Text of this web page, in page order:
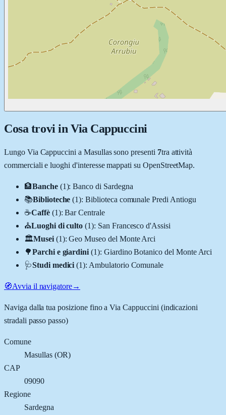
Cosa trovi in Via Cappuccini
Lungo Via Cappuccini a Masullassono presenti 7tra attività
commerciali e luoghi d'interesse mappati su OpenStreetMap.
🏦Banche (1):Banco di Sardegna
📚Biblioteche (1):Biblioteca comunale Predi Antiogu
☕Caffè (1):Bar Centrale
⛪Luoghi di culto (1): San Francesco d'Assisi
🏛️Musei (1):Geo Museo del Monte Arci
🌳Parchi e giardini (1): Giardino Botanico del Monte Arci
🩺Studi medici (1): Ambulatorio Comunale
🧭Avvia il navigatore→
Naviga dalla tua posizione fino aVia Cappuccini (indicazioni
stradali passo passo)
Comune
Masullas(OR)
CAP
09090
Regione
Sardegna